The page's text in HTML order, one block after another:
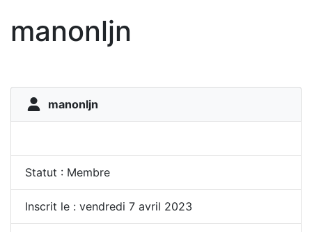
manonljn
manonljn
Statut : Membre
Inscrit le : vendredi 7 avril 2023